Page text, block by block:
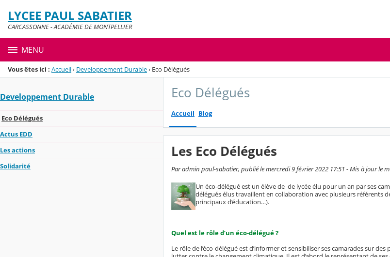
Menu de la rubrique
Contenu
LYCEE PAUL SABATIER
CARCASSONNE - ACADÉMIE DE MONTPELLIER
MENU
Vous êtes ici : Accueil› Developpement Durable› Eco Délégués
Developpement Durable
Eco Délégués
Actus EDD
Les actions
Solidarité
Eco Délégués
Accueil Blog
Les Eco Délégués
Par admin paul-sabatier, publié le mercredi 9 février 2022 17:51 - Mis à jour le
Un éco-délégué est un élève de de lycée élu pour un an par ses
délégués élus travaillent en collaboration avec plusieurs référents
principaux d’éducation…).
Quel est le rôle d’un éco-délégué ?
Le rôle de l’éco-délégué est d’informer et sensibiliser ses camarades sur